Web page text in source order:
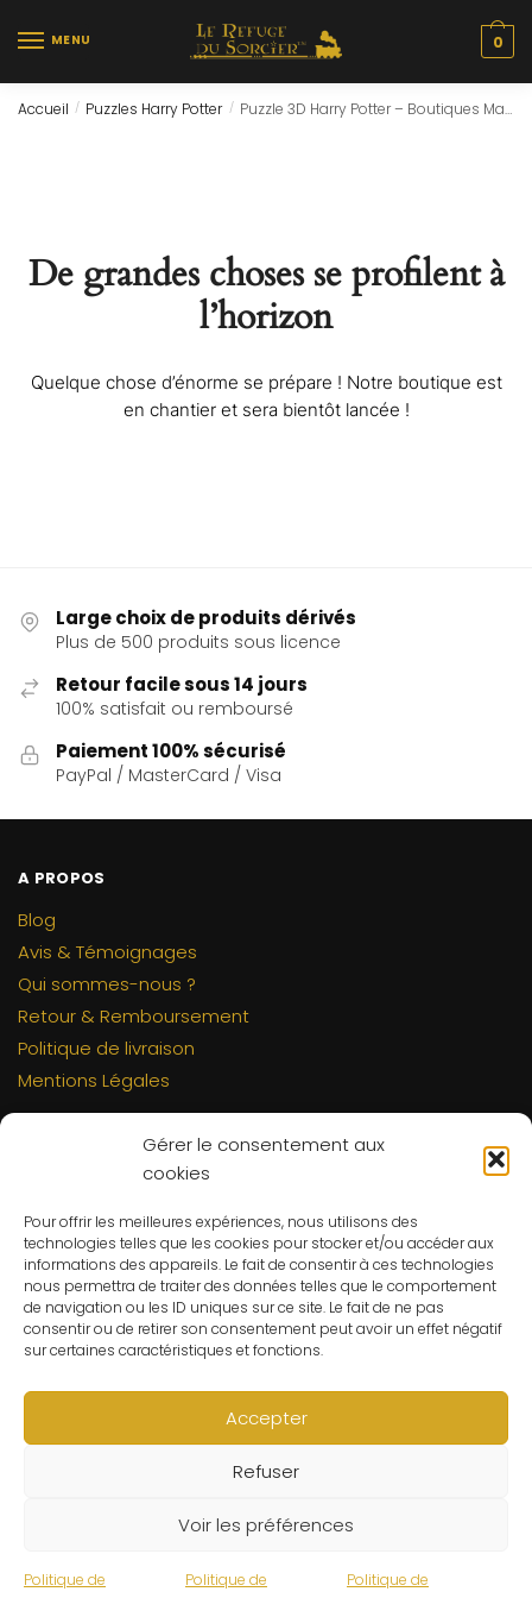
Gérer le consentement aux
cookies
Pour offrir les meilleures expériences, nous utilisons des
technologies telles que les cookies pour stocker et/ou accéder aux
informations des appareils. Le fait de consentir à ces technologies
nous permettra de traiter des données telles que le comportement
de navigation ou les ID uniques sur ce site. Le fait de ne pas
consentir ou de retirer son consentement peut avoir un effet négatif
sur certaines caractéristiques et fonctions.
Accepter
Refuser
Voir les préférences
Politique de Politique de Politique de
MENU 0
Accueil / Puzzles Harry Potter / Puzzle 3D Harry Potter – Boutiques Madame Guipure (290pcs)
De grandes choses se profilent à
l’horizon
Quelque chose d’énorme se prépare ! Notre boutique est
en chantier et sera bientôt lancée !
Large choix de produits dérivés
Plus de 500 produits sous licence
Retour facile sous 14 jours
100% satisfait ou remboursé
Paiement 100% sécurisé
PayPal / MasterCard / Visa
A PROPOS
Blog
Avis & Témoignages
Qui sommes-nous ?
Retour & Remboursement
Politique de livraison
Mentions Légales
Contact
C.G.V
Suivre ma commande
CONTACT
Un problème ? Une question ? Le Refuge du Sorcier™ est
à votre disposition 7j/7 et 24h/24.
Notre règle d’or ? Un client 100% satisfait.
© Le Refuge du Sorcier™